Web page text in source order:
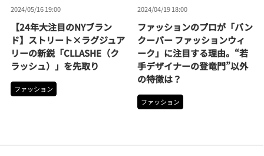
2024/05/16 19:00
【24年大注目のNYブラン
ド】ストリート×ラグジュア
リーの新鋭「CLLASHE（ク
ラッシュ）」を先取り
ファッション
2024/04/19 18:00
ファッションのプロが「バン
クーバー ファッションウィ
ーク」に注目する理由。“若
手デザイナーの登竜門”以外
の特徴は？
ファッション